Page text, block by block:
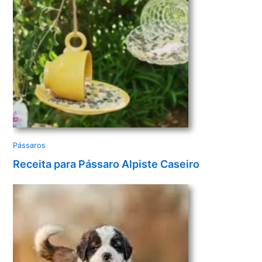
o
Pássaros
Receita para Pássaro Alpiste Caseiro